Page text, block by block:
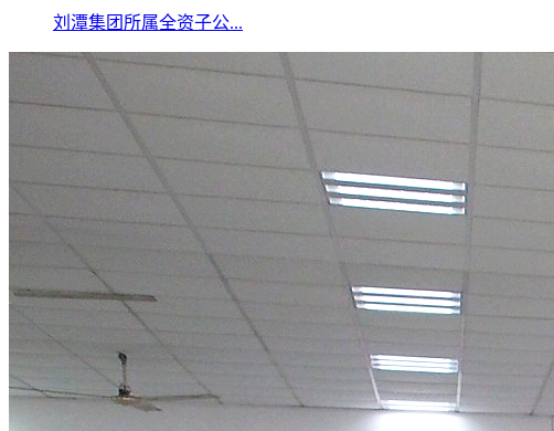
刘潭集团所属全资子公...